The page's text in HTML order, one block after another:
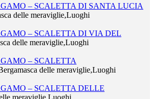
– SCALETTA DI SANTA LUCIA
delle meraviglie,Luoghi
– SCALETTA DI VIA DEL
delle meraviglie,Luoghi
– SCALETTA
delle meraviglie,Luoghi
– SCALETTA DELLE
meraviglie,Luoghi